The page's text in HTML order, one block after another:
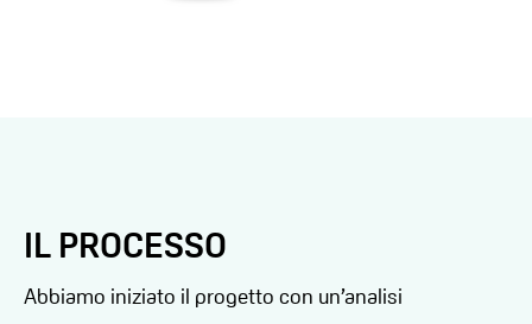
IL PROCESSO
Abbiamo iniziato il progetto con un’analisi